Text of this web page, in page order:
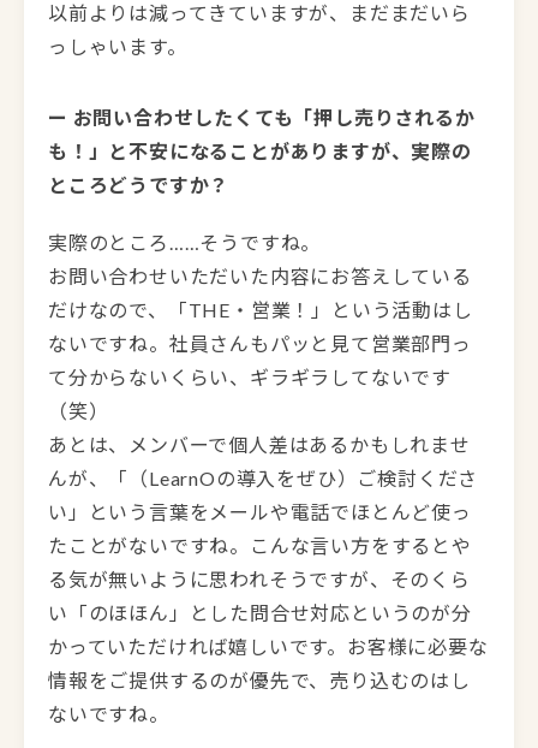
以前よりは減ってきていますが、まだまだいら
っしゃいます。
ー お問い合わせしたくても「押し売りされるか
も！」と不安になることがありますが、実際の
ところどうですか？
実際のところ……そうですね。
お問い合わせいただいた内容にお答えしている
だけなので、「THE・営業！」という活動はし
ないですね。社員さんもパッと見て営業部門っ
て分からないくらい、ギラギラしてないです
（笑）
あとは、メンバーで個人差はあるかもしれませ
んが、「（LearnOの導入をぜひ）ご検討くださ
い」という言葉をメールや電話でほとんど使っ
たことがないですね。こんな言い方をするとや
る気が無いように思われそうですが、そのくら
い「のほほん」とした問合せ対応というのが分
かっていただければ嬉しいです。お客様に必要な
情報をご提供するのが優先で、売り込むのはし
ないですね。